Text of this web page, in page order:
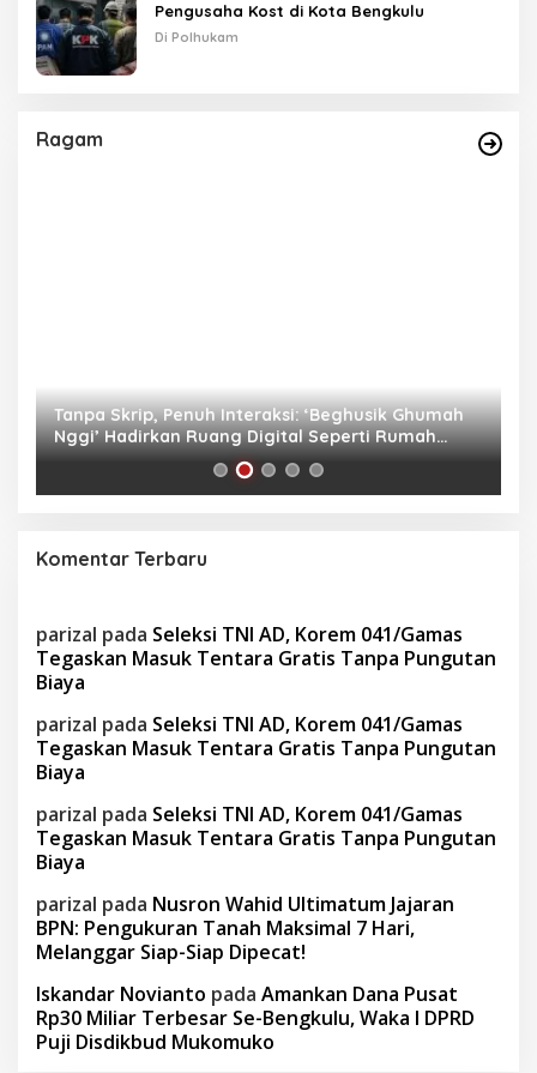
Pengusaha Kost di Kota Bengkulu
Di Polhukam
Ragam
Tanpa Skrip, Penuh Interaksi: ‘Beghusik Ghumah
Nggi’ Hadirkan Ruang Digital Seperti Rumah
Sendiri
Komentar Terbaru
parizal pada Seleksi TNI AD, Korem 041/Gamas
Tegaskan Masuk Tentara Gratis Tanpa Pungutan
Biaya
parizal pada Seleksi TNI AD, Korem 041/Gamas
Tegaskan Masuk Tentara Gratis Tanpa Pungutan
Biaya
parizal pada Seleksi TNI AD, Korem 041/Gamas
Tegaskan Masuk Tentara Gratis Tanpa Pungutan
Biaya
parizal pada Nusron Wahid Ultimatum Jajaran
BPN: Pengukuran Tanah Maksimal 7 Hari,
Melanggar Siap-Siap Dipecat!
Iskandar Novianto pada Amankan Dana Pusat
Rp30 Miliar Terbesar Se-Bengkulu, Waka I DPRD
Puji Disdikbud Mukomuko